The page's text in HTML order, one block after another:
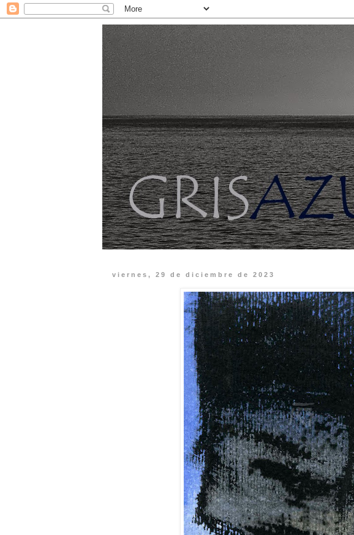
viernes, 29 de diciembre de 2023